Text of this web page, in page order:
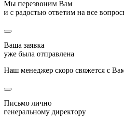
Мы перезвоним Вам
и с радостью ответим на все
Ваша заявка
уже была отправлена
Наш менеджер скоро свяжется с
Письмо лично
генеральному директору